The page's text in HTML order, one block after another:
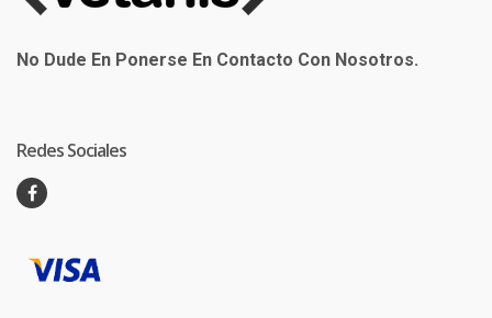
No Dude En Ponerse En Contacto Con Nosotros.
Redes Sociales